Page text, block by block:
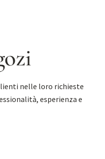
nelle loro richieste
esperienza e